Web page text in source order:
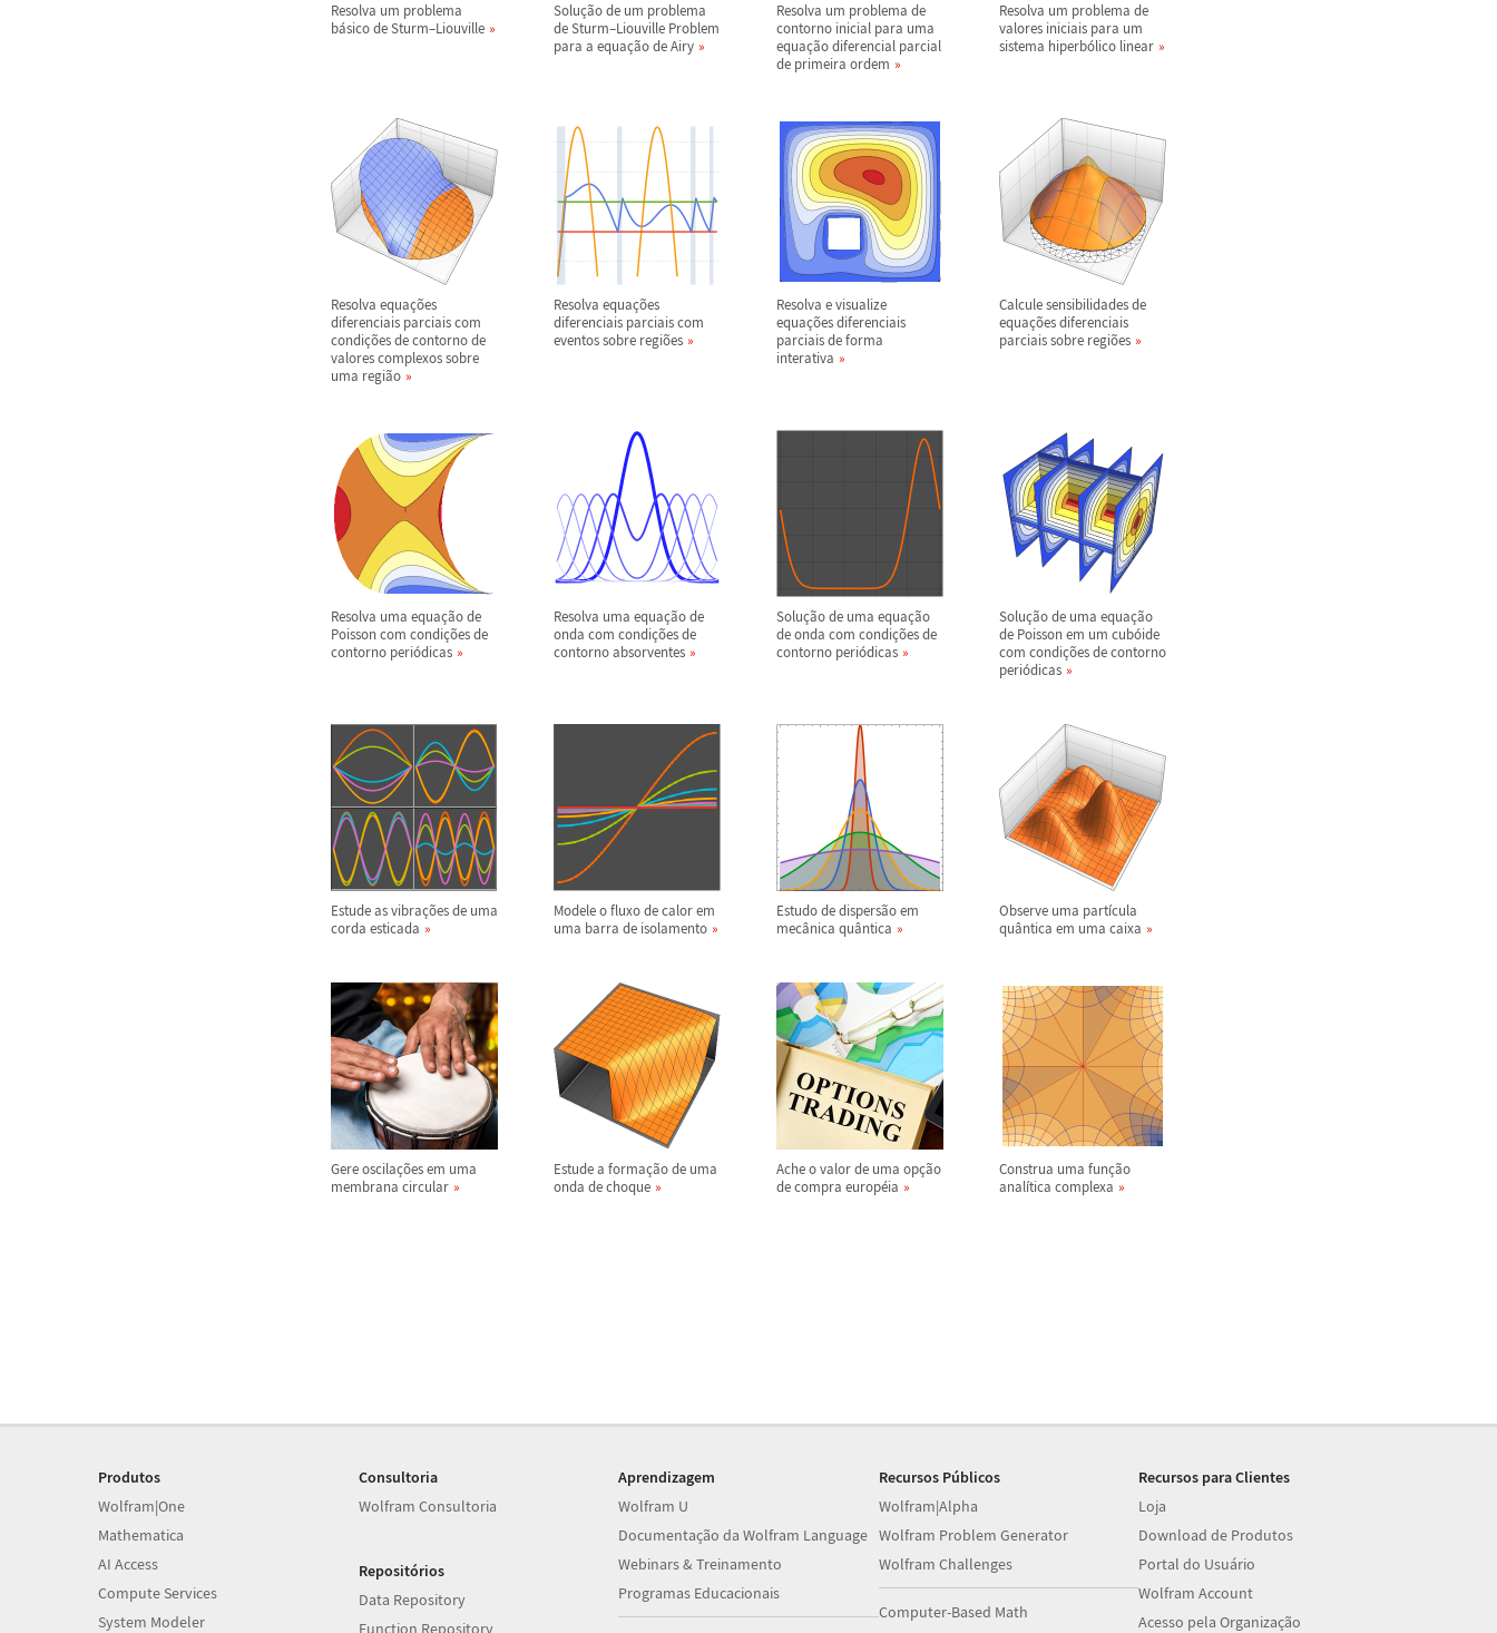
Resolva um problema
básico de Sturm–Liouville
Solução de um problema
de Sturm–Liouville Problem
para a equação de Airy
Resolva um problema de
contorno inicial para uma
equação diferencial parcial
de primeira ordem
Resolva um problema de
valores iniciais para um
sistema hiperbólico linear
Resolva equações
diferenciais parciais com
condições de contorno de
valores complexos sobre
uma região
Resolva equações
diferenciais parciais com
eventos sobre regiões
Resolva e visualize
equações diferenciais
parciais de forma
interativa
Calcule sensibilidades de
equações diferenciais
parciais sobre regiões
Resolva uma equação de
Poisson com condições de
contorno periódicas
Resolva uma equação de
onda com condições de
contorno absorventes
Solução de uma equação
de onda com condições de
contorno periódicas
Solução de uma equação
de Poisson em um cubóide
com condições de contorno
periódicas
Estude as vibrações de uma
corda esticada
Modele o fluxo de calor em
uma barra de isolamento
Estudo de dispersão em
mecânica quântica
Observe uma partícula
quântica em uma caixa
Gere oscilações em uma
membrana circular
Estude a formação de uma
onda de choque
Ache o valor de uma opção
de compra européia
Construa uma função
analítica complexa
Produtos
Wolfram|One
Mathematica
AI Access
Compute Services
System Modeler
Consultoria
Wolfram Consultoria
Repositórios
Data Repository
Function Repository
Aprendizagem
Wolfram U
Documentação da Wolfram Language
Webinars & Treinamento
Programas Educacionais
Recursos Públicos
Wolfram|Alpha
Wolfram Problem Generator
Wolfram Challenges
Computer-Based Math
Recursos para Clientes
Loja
Download de Produtos
Portal do Usuário
Wolfram Account
Acesso pela Organização